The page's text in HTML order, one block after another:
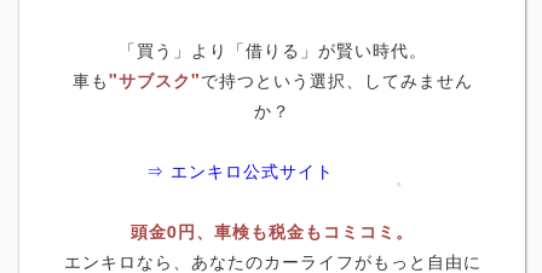
「買う」より「借りる」が賢い時代。
車も"サブスク"で持つという選択、してみません
か？
⇒ エンキロ公式サイト
頭金0円、車検も税金もコミコミ。
エンキロなら、あなたのカーライフがもっと自由に